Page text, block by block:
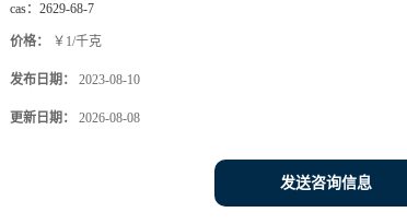
cas： 2629-68-7
价格： ￥1/千克
发布日期： 2023-08-10
更新日期： 2026-08-08
发送咨询信息